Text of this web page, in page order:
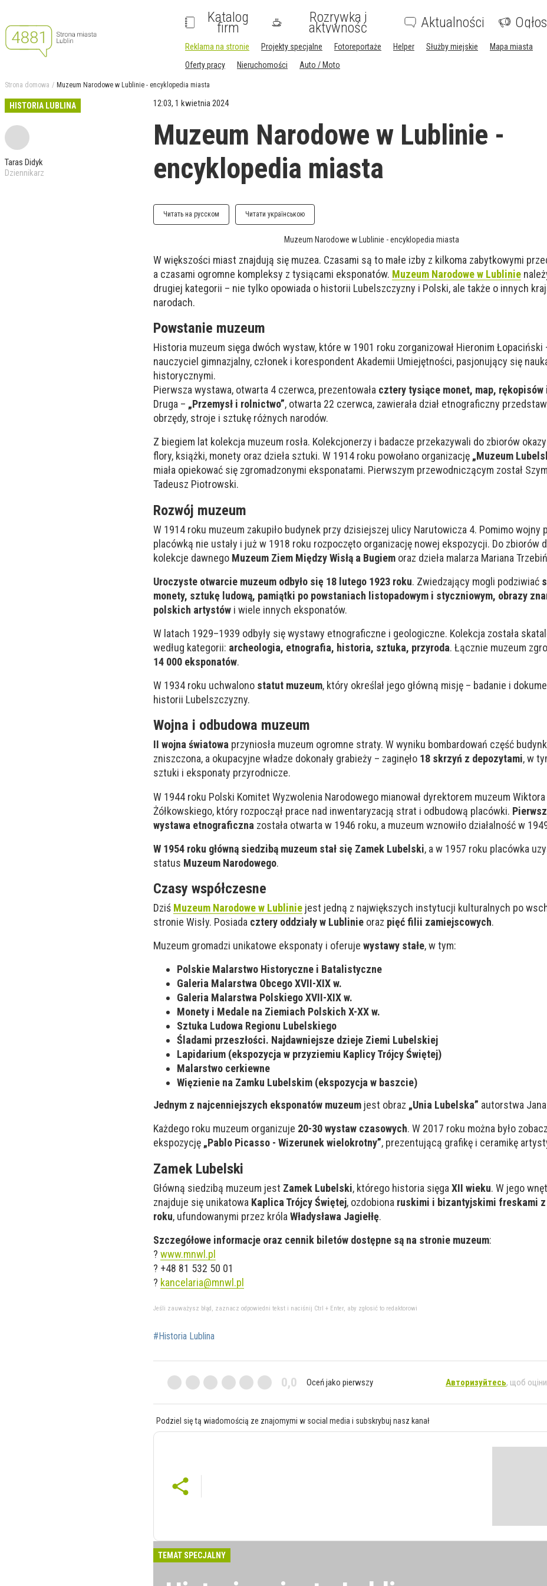
Katalog
firm
Rozrywka i
aktywność Aktualności
Reklama na stronie Projekty specjalne Fotoreportaże Helper Służby miejskie
Mapa miasta
Oferty pracy
Nieruchomości Auto / Moto
Strona domowa Muzeum Narodowe w Lublinie - encyklopedia miasta
HISTORIA LUBLINA
Taras Didyk
Dziennikarz
12:03, 1 kwietnia 2024
Muzeum Narodowe w Lublinie -
encyklopedia miasta
Читать на русском Читати українською
Muzeum Narodowe w Lublinie - encyklopedia miasta
W większości miast znajdują się muzea. Czasami są to małe izby z kilkoma zabytkowymi
a czasami ogromne kompleksy z tysiącami eksponatów. Muzeum Narodowe w Lublinie
drugiej kategorii – nie tylko opowiada o historii Lubelszczyzny i Polski, ale także o innych
narodach.
Powstanie muzeum
Historia muzeum sięga dwóch wystaw, które w 1901 roku zorganizował Hieronim Łopaciński
nauczyciel gimnazjalny, członek i korespondent Akademii Umiejętności, pasjonujący się
historycznymi.
Pierwsza wystawa, otwarta 4 czerwca, prezentowała cztery tysiące monet, map, rękopisów
Druga – „Przemysł i rolnictwo”, otwarta 22 czerwca, zawierała dział etnograficzny
obrzędy, stroje i sztukę różnych narodów.
Z biegiem lat kolekcja muzeum rosła. Kolekcjonerzy i badacze przekazywali do zbiorów
flory, książki, monety oraz dzieła sztuki. W 1914 roku powołano organizację „Muzeum
miała opiekować się zgromadzonymi eksponatami. Pierwszym przewodniczącym został
Tadeusz Piotrowski.
Rozwój muzeum
W 1914 roku muzeum zakupiło budynek przy dzisiejszej ulicy Narutowicza 4. Pomimo wojny
placówką nie ustały i już w 1918 roku rozpoczęto organizację nowej ekspozycji. Do zbiorów
kolekcje dawnego Muzeum Ziem Między Wisłą a Bugiem oraz dzieła malarza Mariana
Uroczyste otwarcie muzeum odbyło się 18 lutego 1923 roku. Zwiedzający mogli podziwiać
monety, sztukę ludową, pamiątki po powstaniach listopadowym i styczniowym, obrazy
polskich artystów i wiele innych eksponatów.
W latach 1929–1939 odbyły się wystawy etnograficzne i geologiczne. Kolekcja została
według kategorii: archeologia, etnografia, historia, sztuka, przyroda. Łącznie muzeum
14 000 eksponatów.
W 1934 roku uchwalono statut muzeum, który określał jego główną misję – badanie i
historii Lubelszczyzny.
Wojna i odbudowa muzeum
II wojna światowa przyniosła muzeum ogromne straty. W wyniku bombardowań część
zniszczona, a okupacyjne władze dokonały grabieży – zaginęło 18 skrzyń z depozytami, w
sztuki i eksponaty przyrodnicze.
W 1944 roku Polski Komitet Wyzwolenia Narodowego mianował dyrektorem muzeum Wiktora
Żółkowskiego, który rozpoczął prace nad inwentaryzacją strat i odbudową placówki.
wystawa etnograficzna została otwarta w 1946 roku, a muzeum wznowiło działalność w
W 1954 roku główną siedzibą muzeum stał się Zamek Lubelski, a w 1957 roku placówka
status Muzeum Narodowego.
Czasy współczesne
Dziś Muzeum Narodowe w Lublinie jest jedną z największych instytucji kulturalnych po
stronie Wisły. Posiada cztery oddziały w Lublinie oraz pięć filii zamiejscowych.
Muzeum gromadzi unikatowe eksponaty i oferuje wystawy stałe, w tym:
Polskie Malarstwo Historyczne i Batalistyczne
Galeria Malarstwa Obcego XVII-XIX w.
Galeria Malarstwa Polskiego XVII-XIX w.
Monety i Medale na Ziemiach Polskich X-XX w.
Sztuka Ludowa Regionu Lubelskiego
Śladami przeszłości. Najdawniejsze dzieje Ziemi Lubelskiej
Lapidarium (ekspozycja w przyziemiu Kaplicy Trójcy Świętej)
Malarstwo cerkiewne
Więzienie na Zamku Lubelskim (ekspozycja w baszcie)
Jednym z najcenniejszych eksponatów muzeum jest obraz „Unia Lubelska” autorstwa
Każdego roku muzeum organizuje 20-30 wystaw czasowych. W 2017 roku można było
ekspozycję „Pablo Picasso - Wizerunek wielokrotny”, prezentującą grafikę i ceramikę
Zamek Lubelski
Główną siedzibą muzeum jest Zamek Lubelski, którego historia sięga XII wieku. W jego
znajduje się unikatowa Kaplica Trójcy Świętej, ozdobiona ruskimi i bizantyjskimi freskami z
roku, ufundowanymi przez króla Władysława Jagiełłę.
Szczegółowe informacje oraz cennik biletów dostępne są na stronie muzeum:
? www.mnwl.pl
? +48 81 532 50 01
? kancelaria@mnwl.pl
Jeśli zauważysz błąd, zaznacz odpowiedni tekst i naciśnij Ctrl + Enter, aby zgłosić to redaktorowi
#Historia Lublina
0,0 Oceń jako pierwszy Авторизуйтесь, щоб
Podziel się tą wiadomością ze znajomymi w social media i subskrybuj nasz kanał
TEMAT SPECJALNY